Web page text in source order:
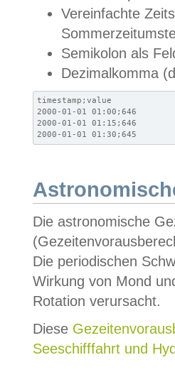
Vereinfachte
Semikolon als
Dezimalkomma
timestamp;value
2000-01-01 01:00;646
2000-01-01 01:15;646
2000-01-01 01:30;645
Die astronomische
Die periodischen
Wirkung von Mond
Rotation verursacht.
Diese
Seeschifffahrt und